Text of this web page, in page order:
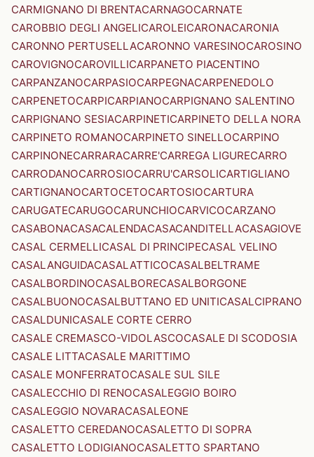
CARMIGNANO DI BRENTACARNAGOCARNATE
CAROBBIO DEGLI ANGELICAROLEICARONACARONIA
CARONNO PERTUSELLACARONNO VARESINOCAROSINO
CAROVIGNOCAROVILLICARPANETO PIACENTINO
CARPANZANOCARPASIOCARPEGNACARPENEDOLO
CARPENETOCARPICARPIANOCARPIGNANO SALENTINO
CARPIGNANO SESIACARPINETICARPINETO DELLA NORA
CARPINETO ROMANOCARPINETO SINELLOCARPINO
CARPINONECARRARACARRE'CARREGA LIGURECARRO
CARRODANOCARROSIOCARRU'CARSOLICARTIGLIANO
CARTIGNANOCARTOCETOCARTOSIOCARTURA
CARUGATECARUGOCARUNCHIOCARVICOCARZANO
CASABONACASACALENDACASACANDITELLACASAGIOVE
CASAL CERMELLICASAL DI PRINCIPECASAL VELINO
CASALANGUIDACASALATTICOCASALBELTRAME
CASALBORDINOCASALBORECASALBORGONE
CASALBUONOCASALBUTTANO ED UNITICASALCIPRANO
CASALDUNICASALE CORTE CERRO
CASALE CREMASCO-VIDOLASCOCASALE DI SCODOSIA
CASALE LITTACASALE MARITTIMO
CASALE MONFERRATOCASALE SUL SILE
CASALECCHIO DI RENOCASALEGGIO BOIRO
CASALEGGIO NOVARACASALEONE
CASALETTO CEREDANOCASALETTO DI SOPRA
CASALETTO LODIGIANOCASALETTO SPARTANO